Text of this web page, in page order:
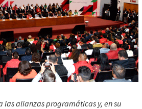
las alianzas programáticas y, en su